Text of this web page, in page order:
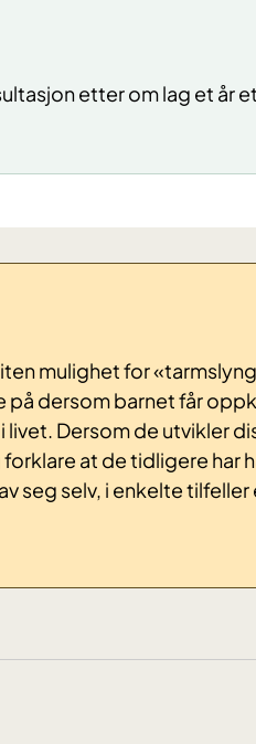
etter om lag et år
mulighet for
på dersom barnet får
Dersom de utvikler
at de tidligere har
seg selv, i enkelte